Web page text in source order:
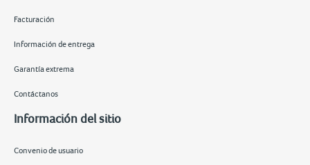
Facturación
Información de entrega
Garantía extrema
Contáctanos
Información del sitio
Convenio de usuario